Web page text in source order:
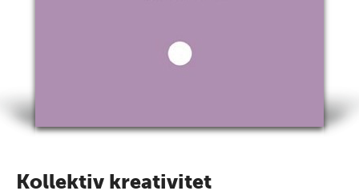
Kollektiv kreativitet